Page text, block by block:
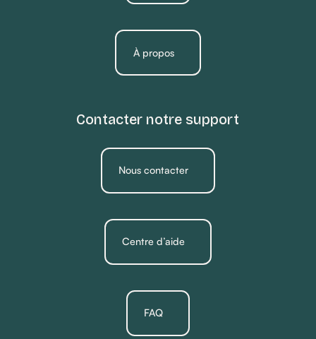
À propos
Contacter notre support
Nous contacter
Centre d’aide
FAQ